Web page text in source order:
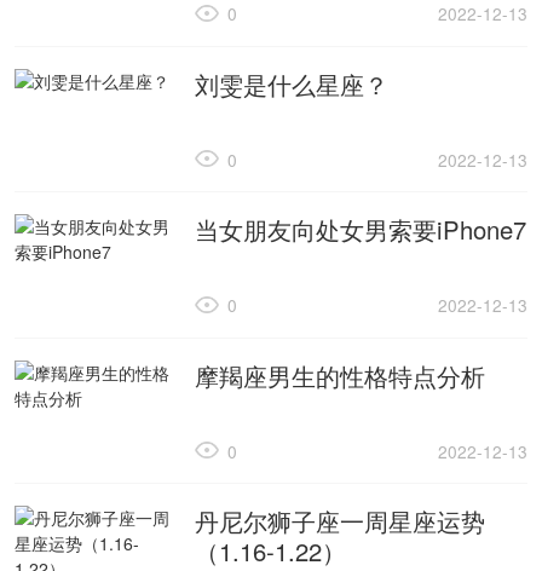
2022-12-13
0
刘雯是什么星座？
2022-12-13
0
当女朋友向处女男索要iPhone7
2022-12-13
0
摩羯座男生的性格特点分析
2022-12-13
0
丹尼尔狮子座一周星座运势
（1.16-1.22）